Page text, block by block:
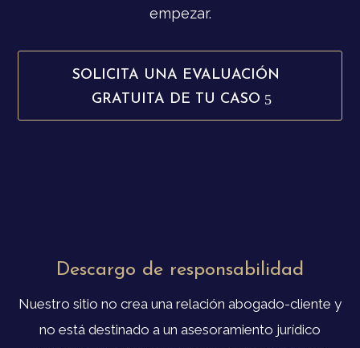
empezar.
SOLICITA UNA EVALUACIÓN
GRATUITA DE TU CASO
Descargo de responsabilidad
Nuestro sitio no crea una relación abogado-cliente y
no está destinado a un asesoramiento jurídico